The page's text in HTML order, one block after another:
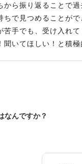
から振り返ることで
ちで見つめることが
苦手でも、受け入れ
聞いてほしい！と積
なんですか？